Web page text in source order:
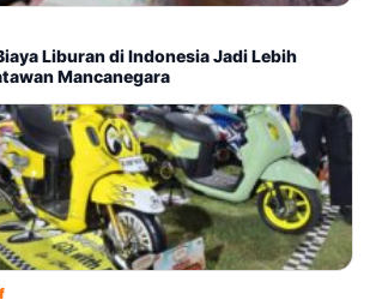
Liburan di Indonesia Jadi Lebih
Mancanegara